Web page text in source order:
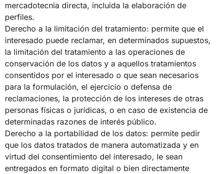
mercadotecnia directa, incluida la elaboración de
perfiles.
Derecho a la limitación del tratamiento: permite que el
interesado puede reclamar, en determinados supuestos,
la limitación del tratamiento a las operaciones de
conservación de los datos y a aquellos tratamientos
consentidos por el interesado o que sean necesarios
para la formulación, el ejercicio o defensa de
reclamaciones, la protección de los intereses de otras
personas físicas o jurídicas, o en caso de existencia de
determinadas razones de interés público.
Derecho a la portabilidad de los datos: permite pedir
que los datos tratados de manera automatizada y en
virtud del consentimiento del interesado, le sean
entregados en formato digital o bien directamente